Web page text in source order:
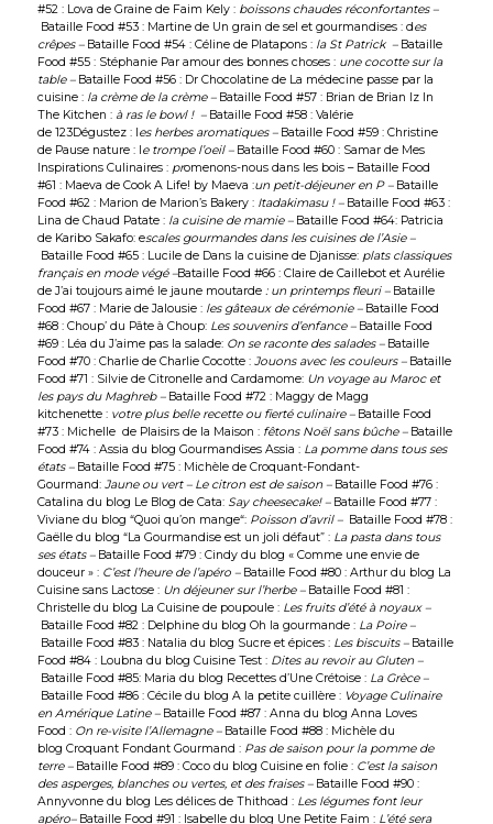
#52 : Lova deGraine de Faim Kely: boissons chaudes réconfortantes –
Bataille Food #53 : Martine de Un grain de sel et gourmandises: des
crêpes – Bataille Food #54 : Céline de Platapons: la St Patrick – Bataille
Food #55 : Stéphanie Par amour des bonnes choses: une cocotte sur la
table – Bataille Food #56 : Dr Chocolatine de La médecine passe par la
cuisine: la crème de la crème – Bataille Food #57 : Brian de Brian Iz In
The Kitchen : à ras le bowl ! – Bataille Food #58 : Valérie
de 123Dégustez: les herbes aromatiques – Bataille Food #59 : Christine
de Pause nature: le trompe l’oeil – Bataille Food #60 : Samar de Mes
Inspirations Culinaires: promenons-nous dans les bois – Bataille Food
#61 : Maeva de Cook A Life! by Maeva :un petit-déjeuner en P – Bataille
Food #62 : Marion de Marion’s Bakery: Itadakimasu ! – Bataille Food #63 :
Lina de Chaud Patate: la cuisine de mamie – Bataille Food #64: Patricia
de Karibo Sakafo: escales gourmandes dans les cuisines de l’Asie –
Bataille Food #65 : Lucile de Dans la cuisine de Djanisse: plats classiques
français en mode végé –Bataille Food #66 : Claire de Caillebotet Aurélie
deJ’ai toujours aimé le jaune moutarde: un printemps fleuri – Bataille
Food #67 : Marie deJalousie: les gâteaux de cérémonie – Bataille Food
#68 : Choup’ du Pâte à Choup: Les souvenirs d’enfance – Bataille Food
#69 : Léa duJ’aime pas la salade: On se raconte des salades – Bataille
Food #70 : Charlie de Charlie Cocotte: Jouons avec les couleurs – Bataille
Food #71 : Silvie de Citronelle and Cardamome: Un voyage au Maroc et
les pays du Maghreb – Bataille Food #72 : Maggy deMagg
kitchenette: votre plus belle recette ou fierté culinaire – Bataille Food
#73 : Michelle de Plaisirs de la Maison : fêtons Noël sans bûche – Bataille
Food #74 : Assia du blog Gourmandises Assia : La pomme dans tous ses
états – Bataille Food #75 : Michèle de Croquant-Fondant-
Gourmand: Jaune ou vert – Le citron est de saison – Bataille Food #76 :
Catalina du blog Le Blog de Cata: Say cheesecake! – Bataille Food #77 :
Viviane du blog “Quoi qu’on mange“: Poisson d’avril – Bataille Food #78 :
Gaëlle du blog “La Gourmandise est un joli défaut” : La pasta dans tous
ses états – Bataille Food #79 : Cindy du blog « Comme une envie de
douceur» : C’est l’heure de l’apéro – Bataille Food #80 : Arthur du blog La
Cuisine sans Lactose: Un déjeuner sur l’herbe – Bataille Food #81 :
Christelle du blog La Cuisine de poupoule: Les fruits d’été à noyaux –
Bataille Food #82 : Delphine du blog Oh la gourmande: La Poire –
Bataille Food #83 : Natalia du blog Sucre et épices: Les biscuits – Bataille
Food #84 : Loubna du blog Cuisine Test: Dites au revoir au Gluten –
Bataille Food #85: Maria du blog Recettes d’Une Crétoise: La Grèce –
Bataille Food #86 : Cécile du blog A la petite cuillère : Voyage Culinaire
en Amérique Latine – Bataille Food #87 : Anna du blog Anna Loves
Food : On re-visite l’Allemagne – Bataille Food #88 : Michèle du
blog Croquant Fondant Gourmand : Pas de saison pour la pomme de
terre – Bataille Food #89 : Coco du blog Cuisine en folie: C’est la saison
des asperges, blanches ou vertes, et des fraises – Bataille Food #90 :
Annyvonne du blog Les délices de Thithoad : Les légumes font leur
apéro– Bataille Food #91 : Isabelle du blog Une Petite Faim : L’été sera